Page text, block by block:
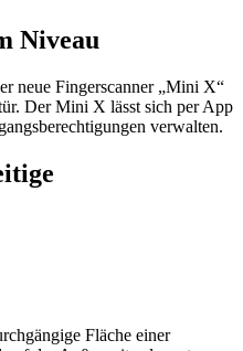
Niveau
neue Fingerscanner „Mini X“
Der Mini X lässt sich per App
verwalten.
Fläche einer